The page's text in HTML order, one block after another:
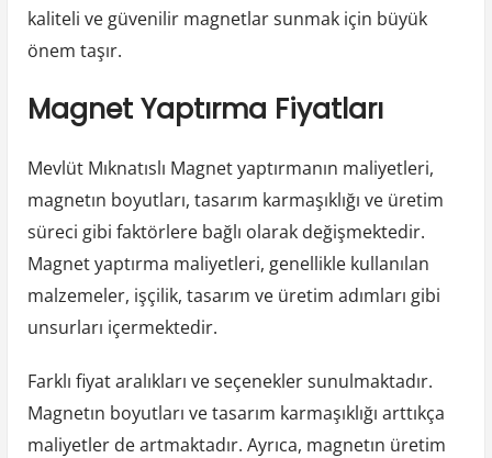
kaliteli ve güvenilir magnetlar sunmak için büyük
önem taşır.
Magnet Yaptırma Fiyatları
Mevlüt Mıknatıslı Magnet yaptırmanın maliyetleri,
magnetın boyutları, tasarım karmaşıklığı ve üretim
süreci gibi faktörlere bağlı olarak değişmektedir.
Magnet yaptırma maliyetleri, genellikle kullanılan
malzemeler, işçilik, tasarım ve üretim adımları gibi
unsurları içermektedir.
Farklı fiyat aralıkları ve seçenekler sunulmaktadır.
Magnetın boyutları ve tasarım karmaşıklığı arttıkça
maliyetler de artmaktadır. Ayrıca, magnetın üretim